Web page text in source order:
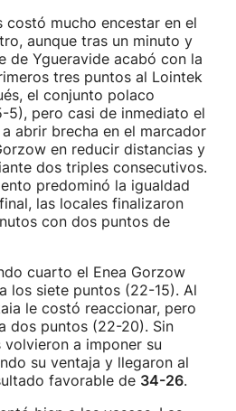
costó mucho encestar en el
aunque tras un minuto y
de Ygueravide acabó con la
tres puntos al Lointek
el conjunto polaco
5), pero casi de inmediato el
abrir brecha en el marcador
en reducir distancias y
dos triples consecutivos.
predominó la igualdad
las locales finalizaron
con dos puntos de
cuarto el Enea Gorzow
los siete puntos (22-15). Al
le costó reaccionar, pero
dos puntos (22-20). Sin
a imponer su
su ventaja y llegaron al
favorable de 34-26.